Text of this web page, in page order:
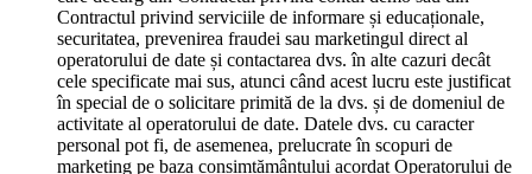
Contractul privind serviciile de informare și educaționale,
securitatea, prevenirea fraudei sau marketingul direct al
operatorului de date și contactarea dvs. în alte cazuri decât
cele specificate mai sus, atunci când acest lucru este justificat
în special de o solicitare primită de la dvs. și de domeniul de
activitate al operatorului de date. Datele dvs. cu caracter
personal pot fi, de asemenea, prelucrate în scopuri de
marketing pe baza consimțământului acordat Operatorului de